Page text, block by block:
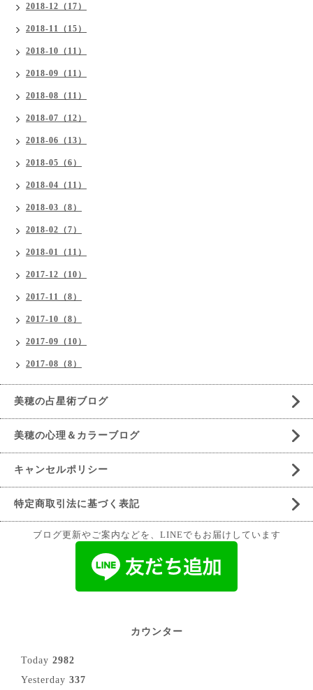
2018-12（17）
2018-11（15）
2018-10（11）
2018-09（11）
2018-08（11）
2018-07（12）
2018-06（13）
2018-05（6）
2018-04（11）
2018-03（8）
2018-02（7）
2018-01（11）
2017-12（10）
2017-11（8）
2017-10（8）
2017-09（10）
2017-08（8）
美穂の占星術ブログ
美穂の心理＆カラーブログ
キャンセルポリシー
特定商取引法に基づく表記
ブログ更新やご案内などを、LINEでもお届けしています
カウンター
Today 2982
Yesterday 337